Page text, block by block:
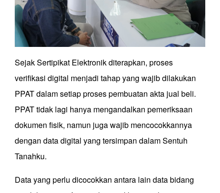
Sejak Sertipikat Elektronik diterapkan, proses
verifikasi digital menjadi tahap yang wajib dilakukan
PPAT dalam setiap proses pembuatan akta jual beli.
PPAT tidak lagi hanya mengandalkan pemeriksaan
dokumen fisik, namun juga wajib mencocokkannya
dengan data digital yang tersimpan dalam Sentuh
Tanahku.
Data yang perlu dicocokkan antara lain data bidang